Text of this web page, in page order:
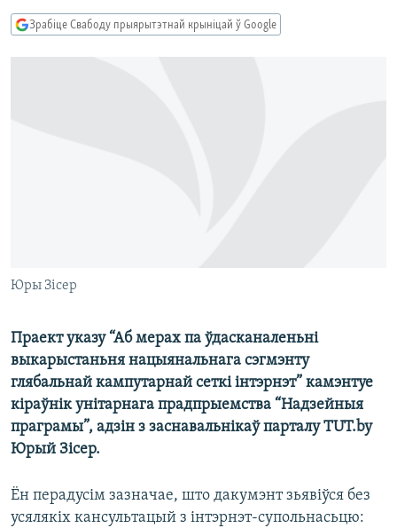
пошуку
ПАЛІТВЯЗЬНІ
PREMIUM
Зрабіце Свабоду прыярытэтнай крыніцай ў Google
Юры Зісер
Праект указу “Аб мерах па ўдасканаленьні
выкарыстаньня нацыянальнага сэгмэнту
глябальнай кампутарнай сеткі інтэрнэт” камэнтуе
кіраўнік унітарнага прадпрыемства “Надзейныя
праграмы”, адзін з заснавальнікаў парталу TUT.by
Юрый Зісер.
Ён перадусім зазначае, што дакумэнт зьявіўся без
усялякіх кансультацый з інтэрнэт-супольнасьцю: